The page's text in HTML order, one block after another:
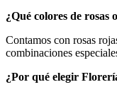
¿Qué colores de rosas
Contamos con rosas
combinaciones
¿Por qué elegir